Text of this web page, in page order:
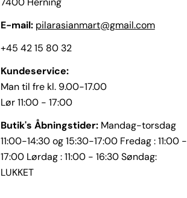
E-mail: pilarasianmart@gmail.com
+45 42 15 80 32
Kundeservice:
Man til fre kl. 9.00-17.00
Lør 11:00 - 17:00
Butik's Åbningstider: Mandag-torsdag
11:00-14:30 og 15:30-17:00 Fredag : 11:00 -
17:00 Lørdag : 11:00 - 16:30 Søndag:
LUKKET